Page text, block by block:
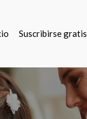
Suscribirse gratis